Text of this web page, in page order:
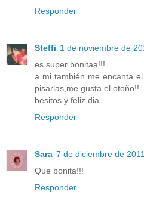
Responder
Steffi 1 de noviembre de
es super bonitaa!!!
a mi también me encanta
pisarlas,me gusta el otoño!!
besitos y feliz dia.
Responder
Sara 7 de diciembre de
Que bonita!!!
Responder